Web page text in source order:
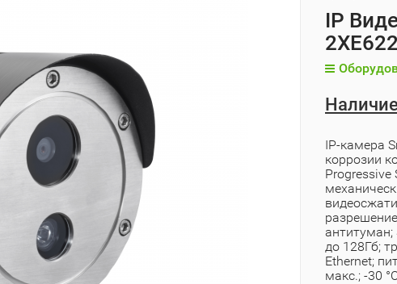
IP
IP-камера
коррозии
Progressive
антитуман;
до 128Гб;
Ethernet;
макс.; -30